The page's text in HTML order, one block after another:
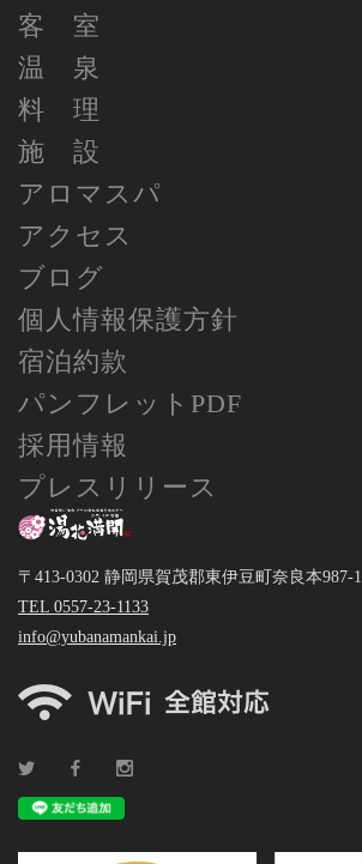
客 室
温 泉
料 理
施 設
アロマスパ
アクセス
ブログ
個人情報保護方針
宿泊約款
パンフレットPDF
採用情報
プレスリリース
〒413-0302 静岡県賀茂郡東伊豆町奈良本987-1
TEL 0557-23-1133
info@yubanamankai.jp